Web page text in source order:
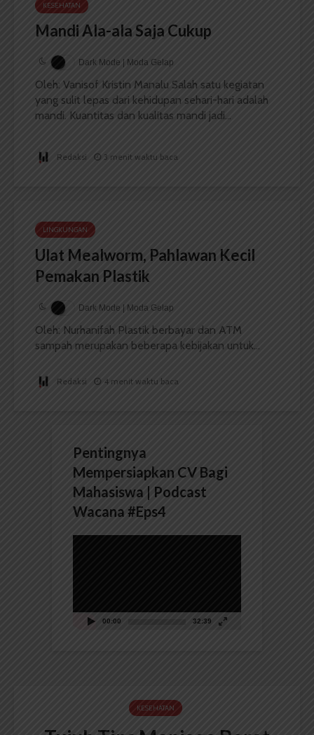
KESEHATAN
Mandi Ala-ala Saja Cukup
Dark Mode | Moda Gelap
Oleh: Vanisof Kristin Manalu Salah satu kegiatan
yang sulit lepas dari kehidupan sehari-hari adalah
mandi. Kuantitas dan kualitas mandi jadi...
Redaksi 3 menit waktu baca
LINGKUNGAN
Ulat Mealworm, Pahlawan Kecil
Pemakan Plastik
Dark Mode | Moda Gelap
Oleh: Nurhanifah Plastik berbayar dan ATM
sampah merupakan beberapa kebijakan untuk...
Redaksi 4 menit waktu baca
Pentingnya
Mempersiapkan CV Bagi
Mahasiswa | Podcast
Wacana #Eps4
00:00 32:39
KESEHATAN